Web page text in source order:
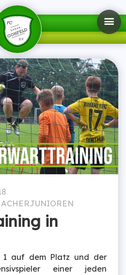
JUNIOREN
in
1 auf dem Platz und der
einer jeden